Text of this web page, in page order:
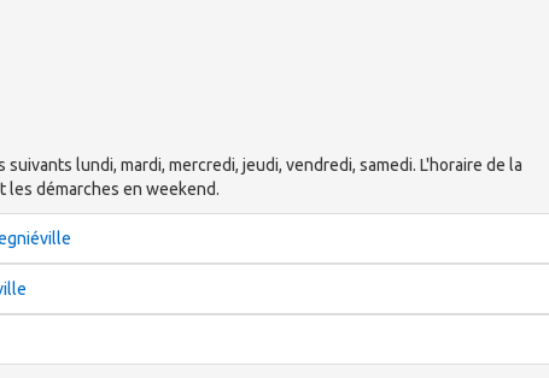
lundi, mardi, mercredi, jeudi, vendredi, samedi. L'horaire de la
les démarches en weekend.